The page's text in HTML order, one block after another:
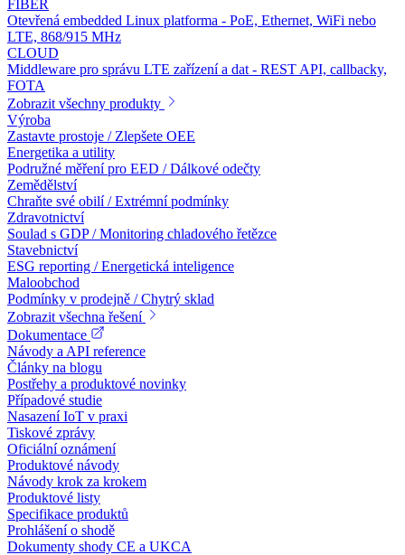
FIBER
Otevřená embedded Linux platforma - PoE, Ethernet, WiFi nebo
LTE, 868/915 MHz
CLOUD
Middleware pro správu LTE zařízení a dat - REST API, callbacky,
FOTA
Zobrazit všechny produkty
Výroba
Zastavte prostoje / Zlepšete OEE
Energetika a utility
Podružné měření pro EED / Dálkové odečty
Zemědělství
Chraňte své obilí / Extrémní podmínky
Zdravotnictví
Soulad s GDP / Monitoring chladového řetězce
Stavebnictví
ESG reporting / Energetická inteligence
Maloobchod
Podmínky v prodejně / Chytrý sklad
Zobrazit všechna řešení
Dokumentace
Návody a API reference
Články na blogu
Postřehy a produktové novinky
Případové studie
Nasazení IoT v praxi
Tiskové zprávy
Oficiální oznámení
Produktové návody
Návody krok za krokem
Produktové listy
Specifikace produktů
Prohlášení o shodě
Dokumenty shody CE a UKCA